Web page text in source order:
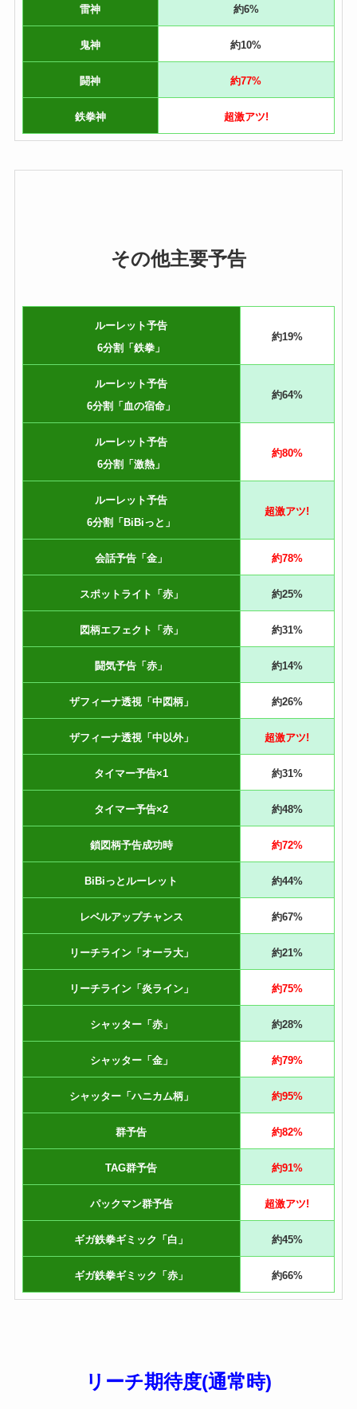
雷神 約6%
鬼神 約10%
闘神 約77%
鉄拳神 超激アツ!
その他主要予告
ルーレット予告
6分割「鉄拳」
約19%
ルーレット予告
6分割「血の宿命」
約64%
ルーレット予告
6分割「激熱」
約80%
ルーレット予告
6分割「BiBiっと」
超激アツ!
会話予告「金」 約78%
スポットライト「赤」 約25%
図柄エフェクト「赤」 約31%
闘気予告「赤」 約14%
ザフィーナ透視「中図柄」 約26%
ザフィーナ透視「中以外」 超激アツ!
タイマー予告×1 約31%
タイマー予告×2 約48%
鎖図柄予告成功時 約72%
BiBiっとルーレット 約44%
レベルアップチャンス 約67%
リーチライン「オーラ大」 約21%
リーチライン「炎ライン」 約75%
シャッター「赤」 約28%
シャッター「金」 約79%
シャッター「ハニカム柄」 約95%
群予告 約82%
TAG群予告 約91%
パックマン群予告 超激アツ!
ギガ鉄拳ギミック「白」 約45%
ギガ鉄拳ギミック「赤」 約66%
リーチ期待度(通常時)